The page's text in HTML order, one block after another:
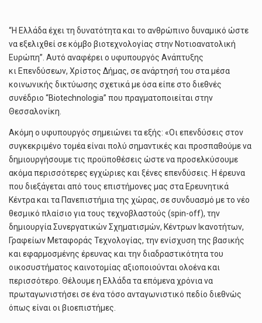
“Η Ελλάδα έχει τη δυνατότητα και το ανθρώπινο δυναμικό ώστε
να εξελιχθεί σε κόμβο βιοτεχνολογίας στην Νοτιοανατολική
Ευρώπη”. Αυτό αναφέρει ο υφυπουργός Ανάπτυξης
κι Επενδύσεων, Χρίστος Δήμας, σε ανάρτησή του στα μέσα
κοινωνικής δικτύωσης σχετικά με όσα είπε στο διεθνές
συνέδριο “Biotechnologia” που πραγματοποιείται στην
Θεσσαλονίκη.
Ακόμη ο υφυπουργός σημειώνει τα εξής: «Οι επενδύσεις στον
συγκεκριμένο τομέα είναι πολύ σημαντικές και προσπαθούμε να
δημιουργήσουμε τις προϋποθέσεις ώστε να προσελκύσουμε
ακόμα περισσότερες εγχώριες και ξένες επενδύσεις. Η έρευνα
που διεξάγεται από τους επιστήμονες μας στα Ερευνητικά
Κέντρα και τα Πανεπιστήμια της χώρας, σε συνδυασμό με το νέο
θεσμικό πλαίσιο για τους τεχνοβλαστούς (spin-off), την
δημιουργία Συνεργατικών Σχηματισμών, Κέντρων Ικανοτήτων,
Γραφείων Μεταφοράς Τεχνολογίας, την ενίσχυση της βασικής
και εφαρμοσμένης έρευνας και την διαδραστικότητα του
οικοσυστήματος καινοτομίας αξιοποιούνται ολοένα και
περισσότερο. Θέλουμε η Ελλάδα τα επόμενα χρόνια να
πρωταγωνιστήσει σε ένα τόσο ανταγωνιστικό πεδίο διεθνώς
όπως είναι οι βιοεπιστήμες.